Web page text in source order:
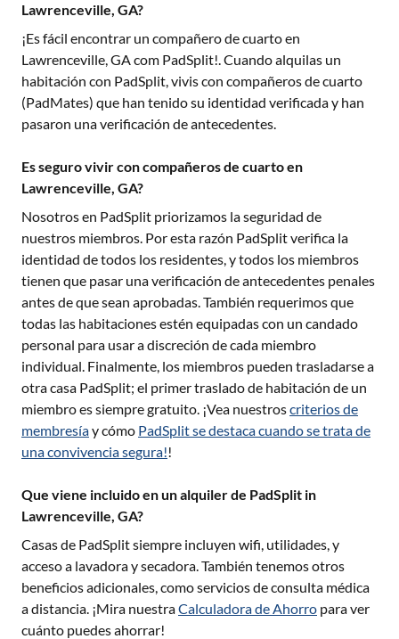
Lawrenceville, GA?
¡Es fácil encontrar un compañero de cuarto en
Lawrenceville, GAcom PadSplit!. Cuando alquilas un
habitación con PadSplit, vivis con compañeros de cuarto
(PadMates) que han tenido su identidad verificada y han
pasaron una verificación de antecedentes.
Es seguro vivir con compañeros de cuarto en
Lawrenceville, GA?
Nosotros en PadSplit priorizamos la seguridad de
nuestros miembros. Por esta razón PadSplit verifica la
identidad de todos los residentes, y todos los miembros
tienen que pasar una verificación de antecedentes penales
antes de que sean aprobadas. También requerimos que
todas las habitaciones estén equipadas con un candado
personal para usar a discreción de cada miembro
individual. Finalmente, los miembros pueden trasladarse a
otra casa PadSplit; el primer traslado de habitación de un
miembro es siempre gratuito. ¡Vea nuestroscriterios de
membresíay cómo PadSplit se destaca cuando se trata de
una convivencia segura!!
Que viene incluido en un alquiler de PadSplit in
Lawrenceville, GA?
Casas de PadSplit siempre incluyen wifi, utilidades, y
acceso a lavadora y secadora. También tenemos otros
beneficios adicionales, como servicios de consulta médica
a distancia. ¡Mira nuestraCalculadora de Ahorro para ver
cuánto puedes ahorrar!